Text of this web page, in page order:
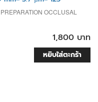
OCCLUSAL
1,800 บาท
หยิบใส่ตะกร้า